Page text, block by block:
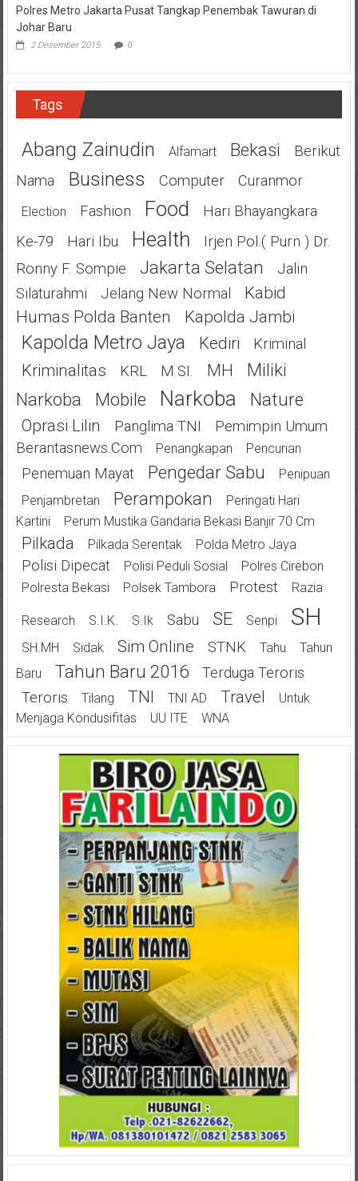
Polres Metro Jakarta Pusat Tangkap Penembak Tawuran di
Johar Baru
2 Desember 2015 0
Tags
Abang Zainudin Alfamart Bekasi
Berikut
Nama
Business Computer Curanmor
Election Fashion Food
Hari Bhayangkara
Ke-79
Hari Ibu Health
Irjen Pol.( Purn ) Dr.
Ronny F. Sompie
Jakarta Selatan
Jalin
Silaturahmi
Jelang New Normal
Kabid
Humas Polda Banten
Kapolda Jambi
Kapolda Metro Jaya Kediri Kriminal
Kriminalitas KRL M.SI. MH
Miliki
Narkoba
Mobile Narkoba Nature
Oprasi Lilin Panglima TNI
Pemimpin Umum
Berantasnews.com
Penangkapan Pencurian
Penemuan Mayat Pengedar Sabu
Penipuan
Penjambretan
Perampokan
Peringati Hari
Kartini
Perum Mustika Gandaria Bekasi Banjir 70 Cm
Pilkada Pilkada Serentak Polda Metro Jaya
Polisi Dipecat Polisi Peduli Sosial
Polres Cirebon
Polresta Bekasi
Polsek Tambora Protest Razia
Research S.I.K. S.Ik Sabu SE Senpi SH
SH.MH Sidak Sim Online STNK Tahu
Tahun
Baru
Tahun Baru 2016
Terduga Teroris
Teroris
Tilang TNI TNI AD Travel
Untuk
Menjaga Kondusifitas
UU ITE WNA